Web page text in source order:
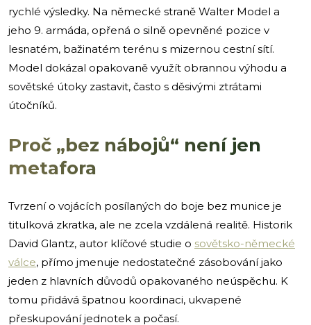
rychlé výsledky. Na německé straně Walter Model a
jeho 9. armáda, opřená o silně opevněné pozice v
lesnatém, bažinatém terénu s mizernou cestní sítí.
Model dokázal opakovaně využít obrannou výhodu a
sovětské útoky zastavit, často s děsivými ztrátami
útočníků.
Proč „bez nábojů“ není jen
metafora
Tvrzení o vojácích posílaných do boje bez munice je
titulková zkratka, ale ne zcela vzdálená realitě. Historik
David Glantz, autor klíčové studie o sovětsko-německé
válce, přímo jmenuje nedostatečné zásobování jako
jeden z hlavních důvodů opakovaného neúspěchu. K
tomu přidává špatnou koordinaci, ukvapené
přeskupování jednotek a počasí.